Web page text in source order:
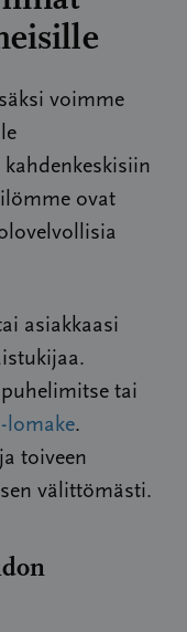
voimme
ovat
asiakkaasi
tai
lomake.
toiveen
välittömästi.